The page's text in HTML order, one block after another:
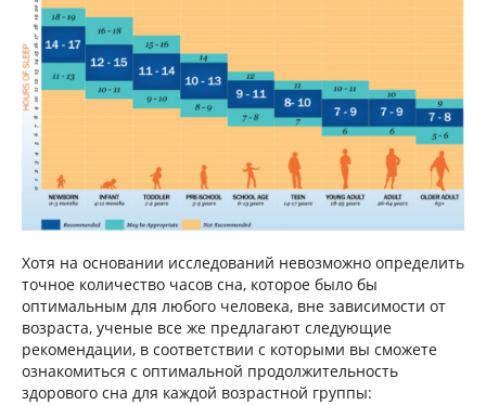
Хотя на основании исследований невозможно определить
точное количество часов сна, которое было бы
оптимальным для любого человека, вне зависимости от
возраста, ученые все же предлагают следующие
рекомендации, в соответствии с которыми вы сможете
ознакомиться с оптимальной продолжительность
здорового сна для каждой возрастной группы: